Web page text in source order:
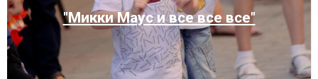
"Микки Маус и все все все"